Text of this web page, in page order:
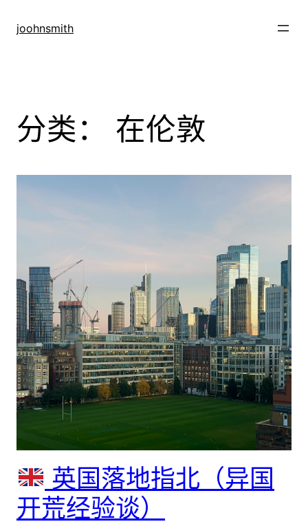
joohnsmith
分类： 在伦敦
英国落地指北（异国
开荒经验谈）